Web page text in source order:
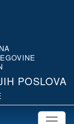
POSLOVA